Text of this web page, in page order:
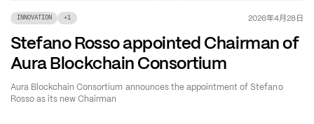
INNOVATION +1 2026年4月28日
Stefano Rosso appointed Chairman of
Aura Blockchain Consortium
Aura Blockchain Consortium announces the appointment of Stefano
Rosso as its new Chairman